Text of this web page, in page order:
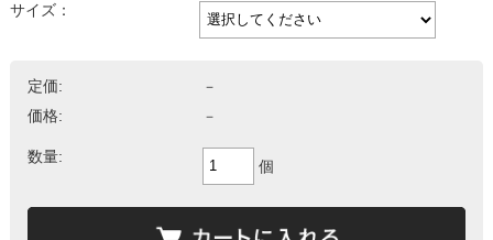
サイズ：
定価:
－
価格:
－
数量:
個